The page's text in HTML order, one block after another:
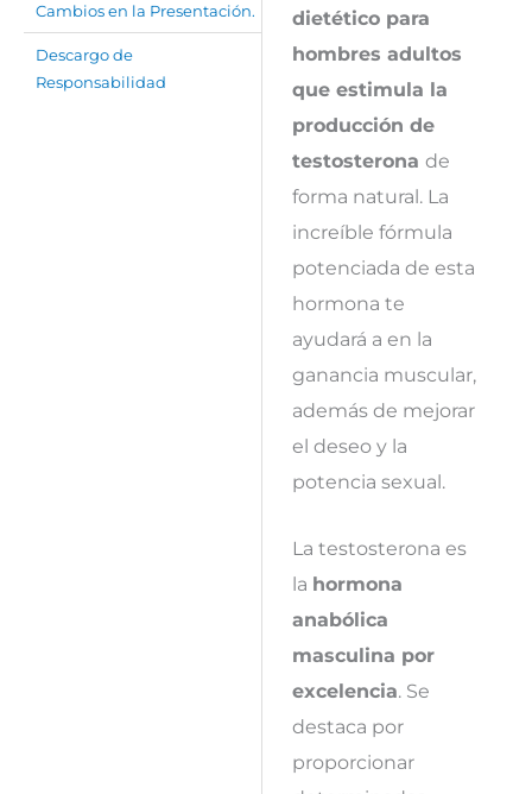
Cambios en la Presentación.
Descargo de
Responsabilidad
dietético para
hombres adultos
que estimula la
producción de
testosterona de
forma natural. La
increíble fórmula
potenciada de esta
hormona te
ayudará a en la
ganancia muscular,
además de mejorar
el deseo y la
potencia sexual.
La testosterona es
la hormona
anabólica
masculina por
excelencia. Se
destaca por
proporcionar